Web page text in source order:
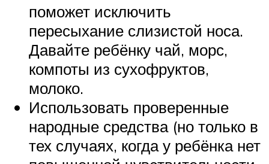
поможет исключить
пересыхание слизистой носа.
Давайте ребёнку чай, морс,
компоты из сухофруктов,
молоко.
Использовать проверенные
народные средства (но только в
тех случаях, когда у ребёнка нет